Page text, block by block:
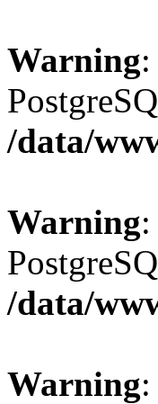
Warning
/data/
Warning
/data/
Warning